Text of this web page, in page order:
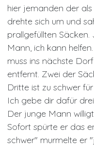
hier jemanden der
drehte sich um und
prallgefüllten
Mann, ich kann
muss ins nächste
entfernt. Zwei der
Dritte ist zu schwer
Ich gebe dir dafür
Der junge Mann
Sofort spürte er das
schwer" murmelte er